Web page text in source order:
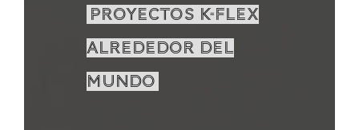
PROYECTOS K-FLEX
ALREDEDOR DEL
MUNDO